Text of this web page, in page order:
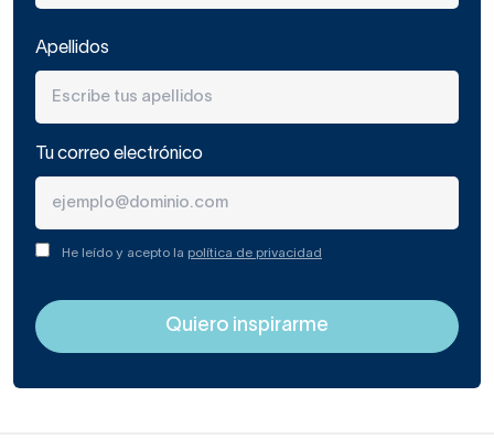
Apellidos
Tu correo electrónico
He leído y acepto la política de privacidad